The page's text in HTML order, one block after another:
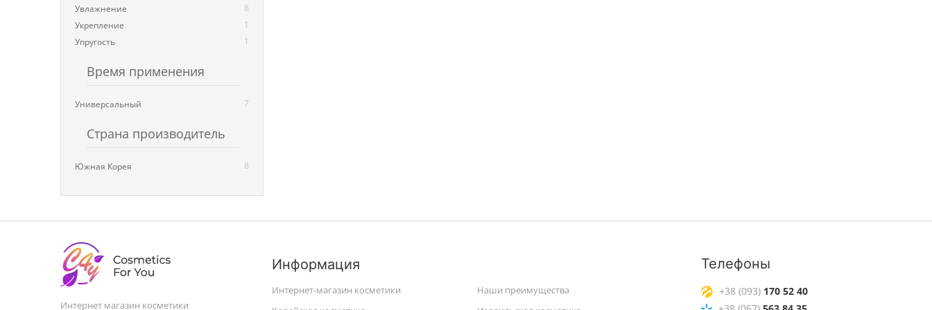
Увлажнение
8
Укрепление
1
Упругость
1
Время применения
Универсальный 7
Страна производитель
Южная Корея 8
Интернет магазин косметики
Информация
Интернет-магазин косметики
Наши преимущества
Телефоны
+38 (093) 170 52 40